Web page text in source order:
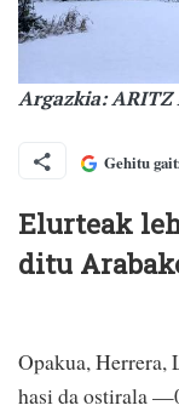
Argazkia: ARITZ
Gehitu
Elurteak
ditu
Opakua, Herrera,
hasi da ostirala